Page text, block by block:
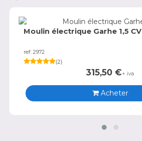
Moulin électrique Garhe 1,5 CV
ref: 2972
(2)
315,50 €+ iva
Acheter